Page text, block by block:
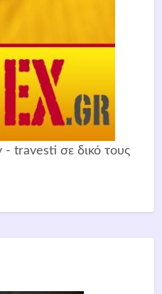
- travesti σε δικό τους